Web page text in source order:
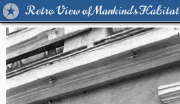
Retro View of Mankind's Habitat